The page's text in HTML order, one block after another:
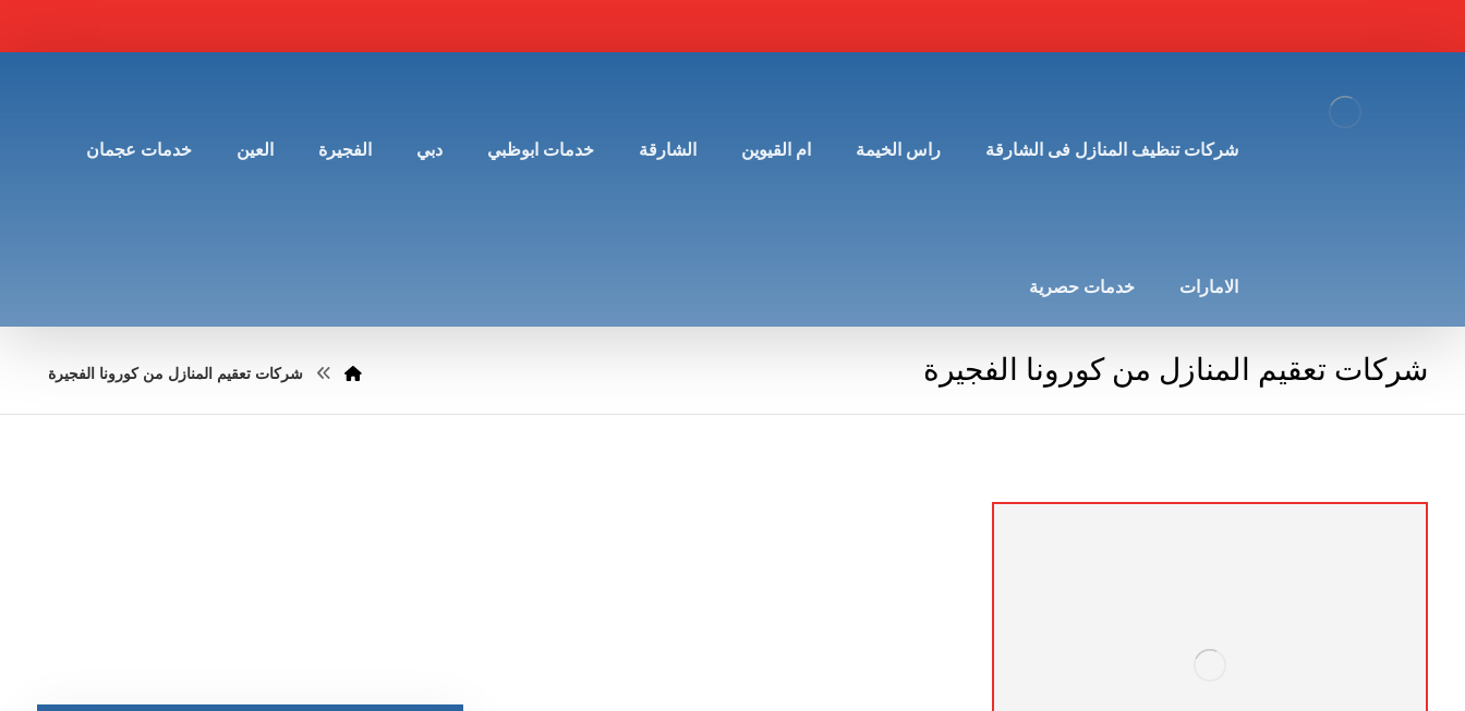
شركات تنظيف المنازل فى الشارقة راس الخيمة ام القيوين الشارقة خدمات ابوظبي دبي الفجيرة العين خدمات عجمان
الامارات خدمات حصرية
شركات تعقيم المنازل من كورونا الفجيرة شركات تعقيم المنازل من كورونا الفجيرة